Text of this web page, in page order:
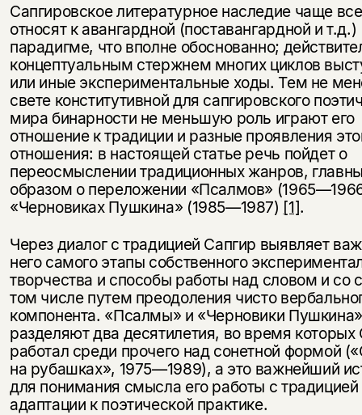
Сапгировское литературное наследие чаще
относят к авангардной (поставангардной и т.д.)
парадигме, что вполне обоснованно;
концептуальным стержнем многих циклов
или иные экспериментальные ходы. Тем не
свете конститутивной для сапгировского
мира бинарности не меньшую роль играют его
отношение к традиции и разные проявления
отношения: в настоящей статье речь пойдет о
переосмыслении традиционных жанров,
образом о переложении «Псалмов»
«Черновиках Пушкина» (1985—1987) [1].
Через диалог с традицией Сапгир выявляет
него самого этапы собственного
творчества и способы работы над словом и со
том числе путем преодоления чисто
компонента. «Псалмы» и «Черновики Пушкина»
разделяют два десятилетия, во время которых
работал среди прочего над сонетной формой
на рубашках», 1975—1989), а это важнейший
для понимания смысла его работы с традицией
адаптации к поэтической практике.